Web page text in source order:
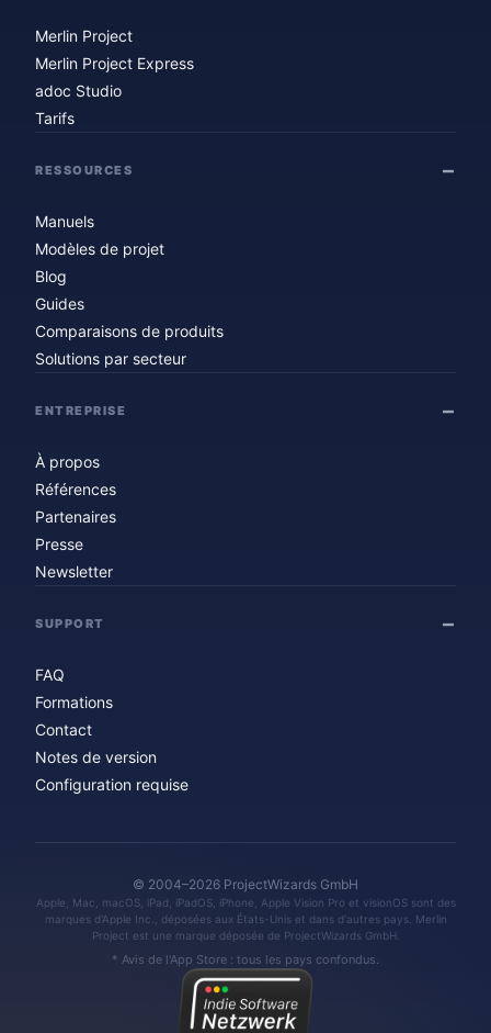
Merlin Project
Merlin Project Express
adoc Studio
Tarifs
RESSOURCES
Manuels
Modèles de projet
Blog
Guides
Comparaisons de produits
Solutions par secteur
ENTREPRISE
À propos
Références
Partenaires
Presse
Newsletter
SUPPORT
FAQ
Formations
Contact
Notes de version
Configuration requise
© 2004–2026 ProjectWizards GmbH
Apple, Mac, macOS, iPad, iPadOS, iPhone, Apple Vision Pro et visionOS sont des
marques d'Apple Inc., déposées aux États-Unis et dans d'autres pays. Merlin
Project est une marque déposée de ProjectWizards GmbH.
* Avis de l'App Store : tous les pays confondus.